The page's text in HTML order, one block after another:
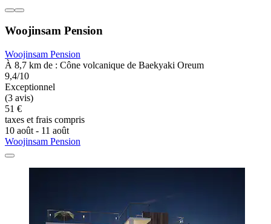
Woojinsam Pension
Woojinsam Pension
À 8,7 km de : Cône volcanique de Baekyaki Oreum
9,4/10
Exceptionnel
(3 avis)
51 €
taxes et frais compris
10 août - 11 août
Woojinsam Pension